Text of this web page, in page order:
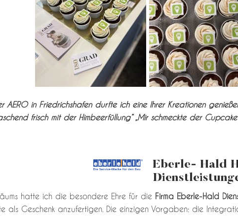
AERO in Friedrichshafen durfte ich eine Ihrer Kreationen
frisch mit der Himbeerfüllung“ „Mir schmeckte der
Eberle- Hald
hatte ich die besondere Ehre für die Firma Eberle-Hald
als Geschenk anzufertigen. Die einzigen Vorgaben: die